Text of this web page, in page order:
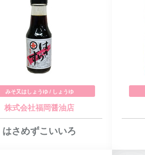
みそ又はしょうゆ / しょうゆ
株式会社福岡醤油店
はさめずこいいろ